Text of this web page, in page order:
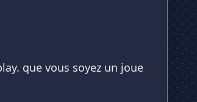
que vous soyez un joue